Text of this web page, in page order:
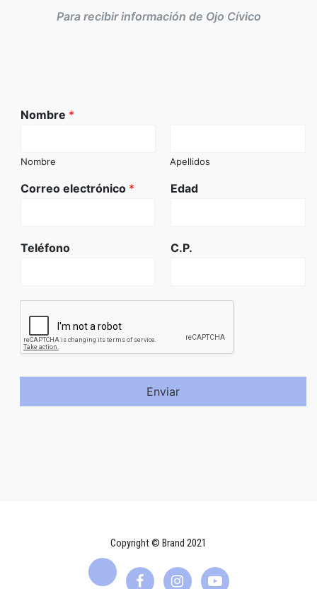
Para recibir información de Ojo Cívico
Nombre *
Nombre Apellidos
Correo electrónico * Edad
Teléfono C.P.
Enviar
Copyright © Brand 2021